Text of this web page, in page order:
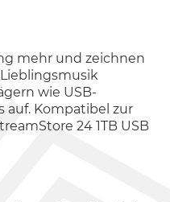
mehr und zeichnen
wie USB-
auf. Kompatibel zur
24 1TB USB